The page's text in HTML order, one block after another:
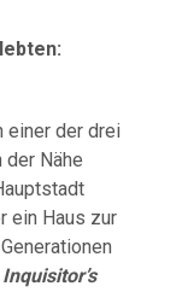
einer der drei
der Nähe
ein Haus zur
Inquisitor’s